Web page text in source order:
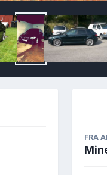
FRA